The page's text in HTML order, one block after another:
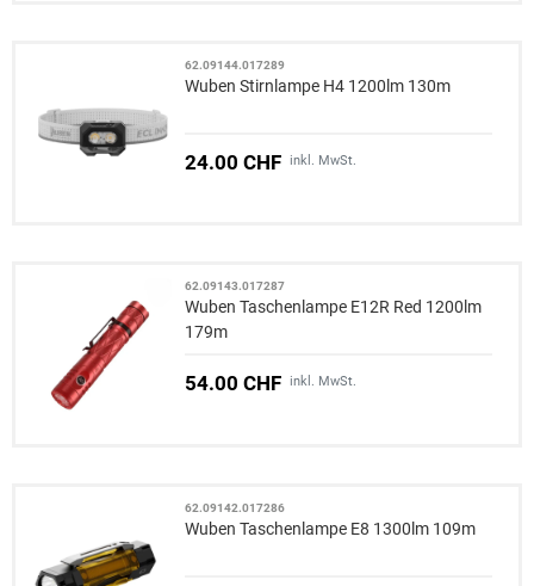
62.09144.017289
Wuben Stirnlampe H4 1200lm 130m
24.00 CHF inkl. MwSt.
62.09143.017287
Wuben Taschenlampe E12R Red 1200lm
179m
54.00 CHF inkl. MwSt.
62.09142.017286
Wuben Taschenlampe E8 1300lm 109m